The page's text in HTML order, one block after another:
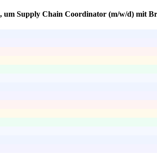
um Supply Chain Coordinator (m/w/d) mit